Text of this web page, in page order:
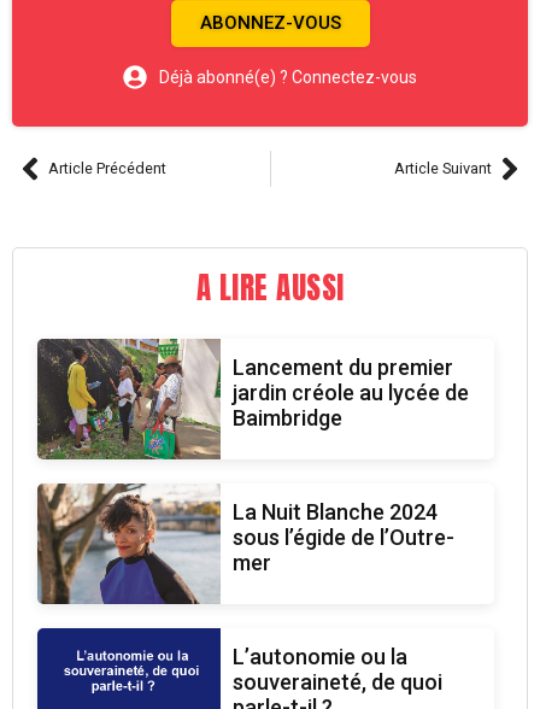
ABONNEZ-VOUS
Déjà abonné(e) ? Connectez-vous
Article Précédent Article Suivant
A LIRE AUSSI
Lancement du premier
jardin créole au lycée de
Baimbridge
La Nuit Blanche 2024
sous l’égide de l’Outre-
mer
L’autonomie ou la
souveraineté, de quoi